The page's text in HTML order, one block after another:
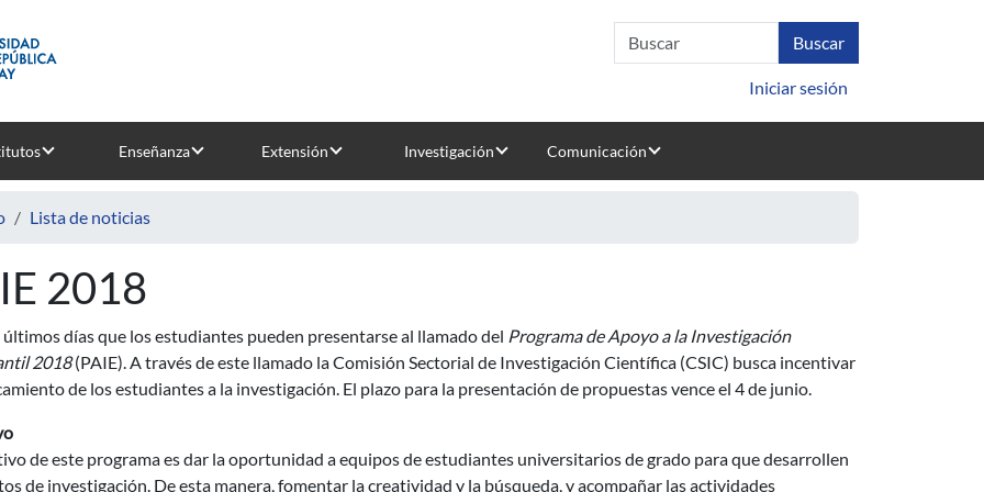
Iniciar sesión
Enseñanza Extensión Investigación Comunicación
Lista de noticias
2018
últimos días que los estudiantes pueden presentarse al llamado del Programa de Apoyo a la Investigación
2018(PAIE). A través de este llamado la Comisión Sectorial de Investigación Científica (CSIC) busca incentivar
de los estudiantes a la investigación. El plazo para la presentación de propuestas vence el 4 de junio.
de este programa es dar la oportunidad a equipos de estudiantes universitarios de grado para que desarrollen
de investigación. De esta manera, fomentar la creatividad y la búsqueda, y acompañar las actividades